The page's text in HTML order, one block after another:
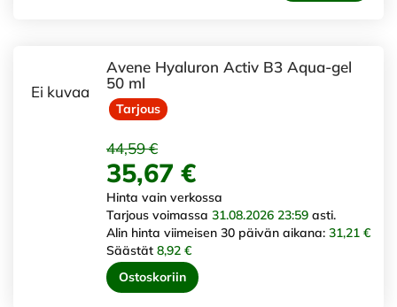
Ei kuvaa
Avene Hyaluron Activ B3 Aqua-gel
50 ml
Tarjous
44,59 €
35,67 €
Hinta vain verkossa
Tarjous voimassa 31.08.2026 23:59 asti.
Alin hinta viimeisen 30 päivän aikana: 31,21 €
Säästät 8,92 €
Ostoskoriin